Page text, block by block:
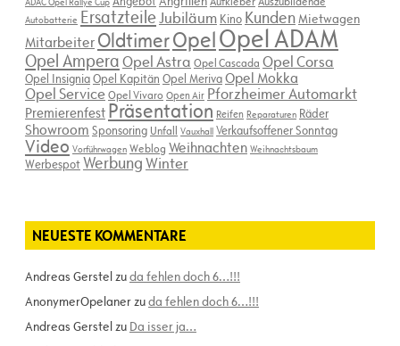
Autobatterie ErsatzteileJubiläum Kino KundenMietwagen
Mitarbeiter OldtimerOpelOpel ADAM
Opel AmperaOpel Astra Opel Cascada Opel Corsa
Opel InsigniaOpel Kapitän Opel MerivaOpel Mokka
Opel ServiceOpel Vivaro Open Air Pforzheimer Automarkt
Premierenfest Präsentation Reifen Reparaturen Räder
Showroom Sponsoring Unfall Vauxhall Verkaufsoffener Sonntag
Video Vorführwagen Weblog Weihnachten Weihnachtsbaum
WerbespotWerbungWinter
NEUESTE KOMMENTARE
Andreas Gerstelzuda fehlen doch 6…!!!
AnonymerOpelanerzuda fehlen doch 6…!!!
Andreas Gerstelzu Da isser ja…